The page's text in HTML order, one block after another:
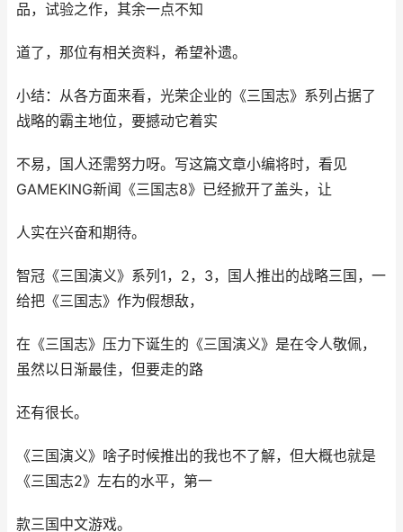
品，试验之作，其余一点不知
道了，那位有相关资料，希望补遗。
小结：从各方面来看，光荣企业的《三国志》系列占据了
战略的霸主地位，要撼动它着实
不易，国人还需努力呀。写这篇文章小编将时，看见
GAMEKING新闻《三国志8》已经掀开了盖头，让
人实在兴奋和期待。
智冠《三国演义》系列1，2，3，国人推出的战略三国，一
给把《三国志》作为假想敌，
在《三国志》压力下诞生的《三国演义》是在令人敬佩，
虽然以日渐最佳，但要走的路
还有很长。
《三国演义》啥子时候推出的我也不了解，但大概也就是
《三国志2》左右的水平，第一
款三国中文游戏。